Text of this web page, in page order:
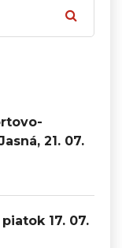
21. 07.
17. 07.